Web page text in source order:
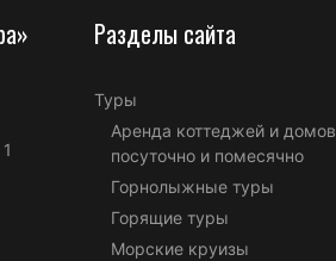
Разделы сайта
Туры
Аренда коттеджей и домов
посуточно и помесячно
Горнолыжные туры
Горящие туры
Морские круизы